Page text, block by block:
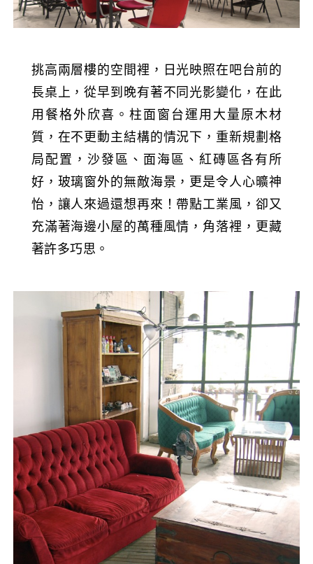
挑高兩層樓的空間裡，日光映照在吧台前的
長桌上，從早到晚有著不同光影變化，在此
用餐格外欣喜。柱面窗台運用大量原木材
質，在不更動主結構的情況下，重新規劃格
局配置，沙發區、面海區、紅磚區各有所
好，玻璃窗外的無敵海景，更是令人心曠神
怡，讓人來過還想再來！帶點工業風，卻又
充滿著海邊小屋的萬種風情，角落裡，更藏
著許多巧思。